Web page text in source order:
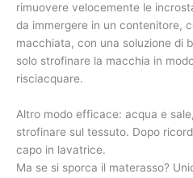
rimuovere velocemente le
da immergere in un contenitore,
macchiata, con una soluzione di
solo strofinare la macchia in
risciacquare.
Altro modo efficace: acqua e
strofinare sul tessuto. Dopo
capo in lavatrice.
Ma se si sporca il materasso?